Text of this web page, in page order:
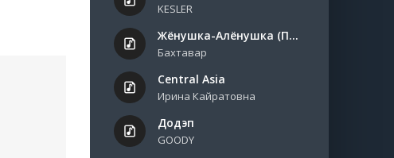
KESLER
Жёнушка-Алёнушка (Полная Версия)
Бахтавар
Central Asia
Ирина Кайратовна
Додэп
GOODY